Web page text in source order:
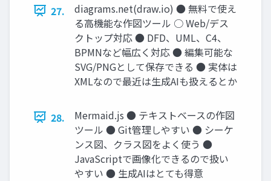
27.
diagrams.net(draw.io) ● 無料で使え
る高機能な作図ツール ○ Web/デス
クトップ対応 ● DFD、UML、C4、
BPMNなど幅広く対応 ● 編集可能な
SVG/PNGとして保存できる ● 実体は
XMLなので最近は生成AIも扱えるとか
28.
Mermaid.js ● テキストベースの作図
ツール ● Git管理しやすい ● シーケ
ンス図、クラス図をよく使う ●
JavaScriptで画像化できるので扱い
やすい ● 生成AIはとても得意